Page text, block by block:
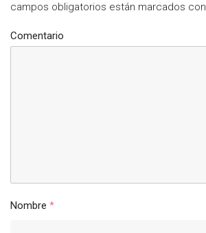
campos obligatorios están marcados con
Comentario
Nombre *